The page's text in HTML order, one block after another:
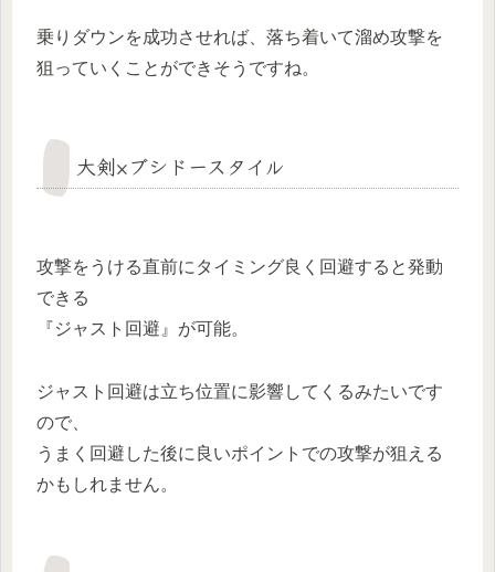
乗りダウンを成功させれば、落ち着いて溜め攻撃を
狙っていくことができそうですね。
大剣×ブシドースタイル
攻撃をうける直前にタイミング良く回避すると発動
できる
『ジャスト回避』が可能。
ジャスト回避は立ち位置に影響してくるみたいです
ので、
うまく回避した後に良いポイントでの攻撃が狙える
かもしれません。